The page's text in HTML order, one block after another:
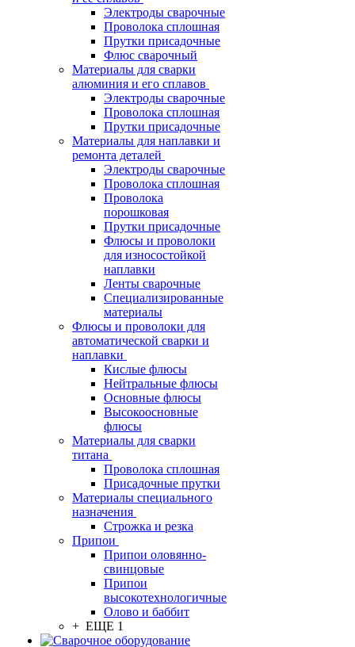
Электроды сварочные
Проволока сплошная
Прутки присадочные
Флюс сварочный
Материалы для сварки
алюминия и его сплавов
Электроды сварочные
Проволока сплошная
Прутки присадочные
Материалы для наплавки и
ремонта деталей
Электроды сварочные
Проволока сплошная
Проволока
порошковая
Прутки присадочные
Флюсы и проволоки
для износостойкой
наплавки
Ленты сварочные
Специализированные
материалы
Флюсы и проволоки для
автоматической сварки и
наплавки
Кислые флюсы
Нейтральные флюсы
Основные флюсы
Высокоосновные
флюсы
Материалы для сварки
титана
Проволока сплошная
Присадочные прутки
Материалы специального
назначения
Строжка и резка
Припои
Припои оловянно-
свинцовые
Припои
высокотехнологичные
Олово и баббит
+ ЕЩЕ 1